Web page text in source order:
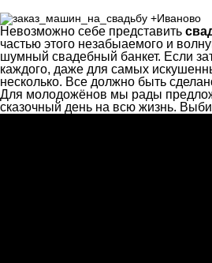
Невозможно себе представить
частью этого незабыаемого и
шумный свадебный банкет. Если
каждого, даже для самых
несколько. Все должно быть
Для молодожёнов мы рады
сказочный день на всю жизнь.